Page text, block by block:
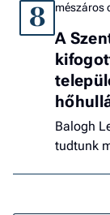
8 mészáros
A
Balogh
tudtunk